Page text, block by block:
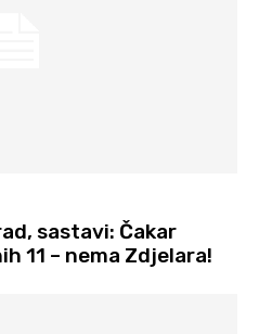
sastavi: Čakar
11 – nema Zdjelara!